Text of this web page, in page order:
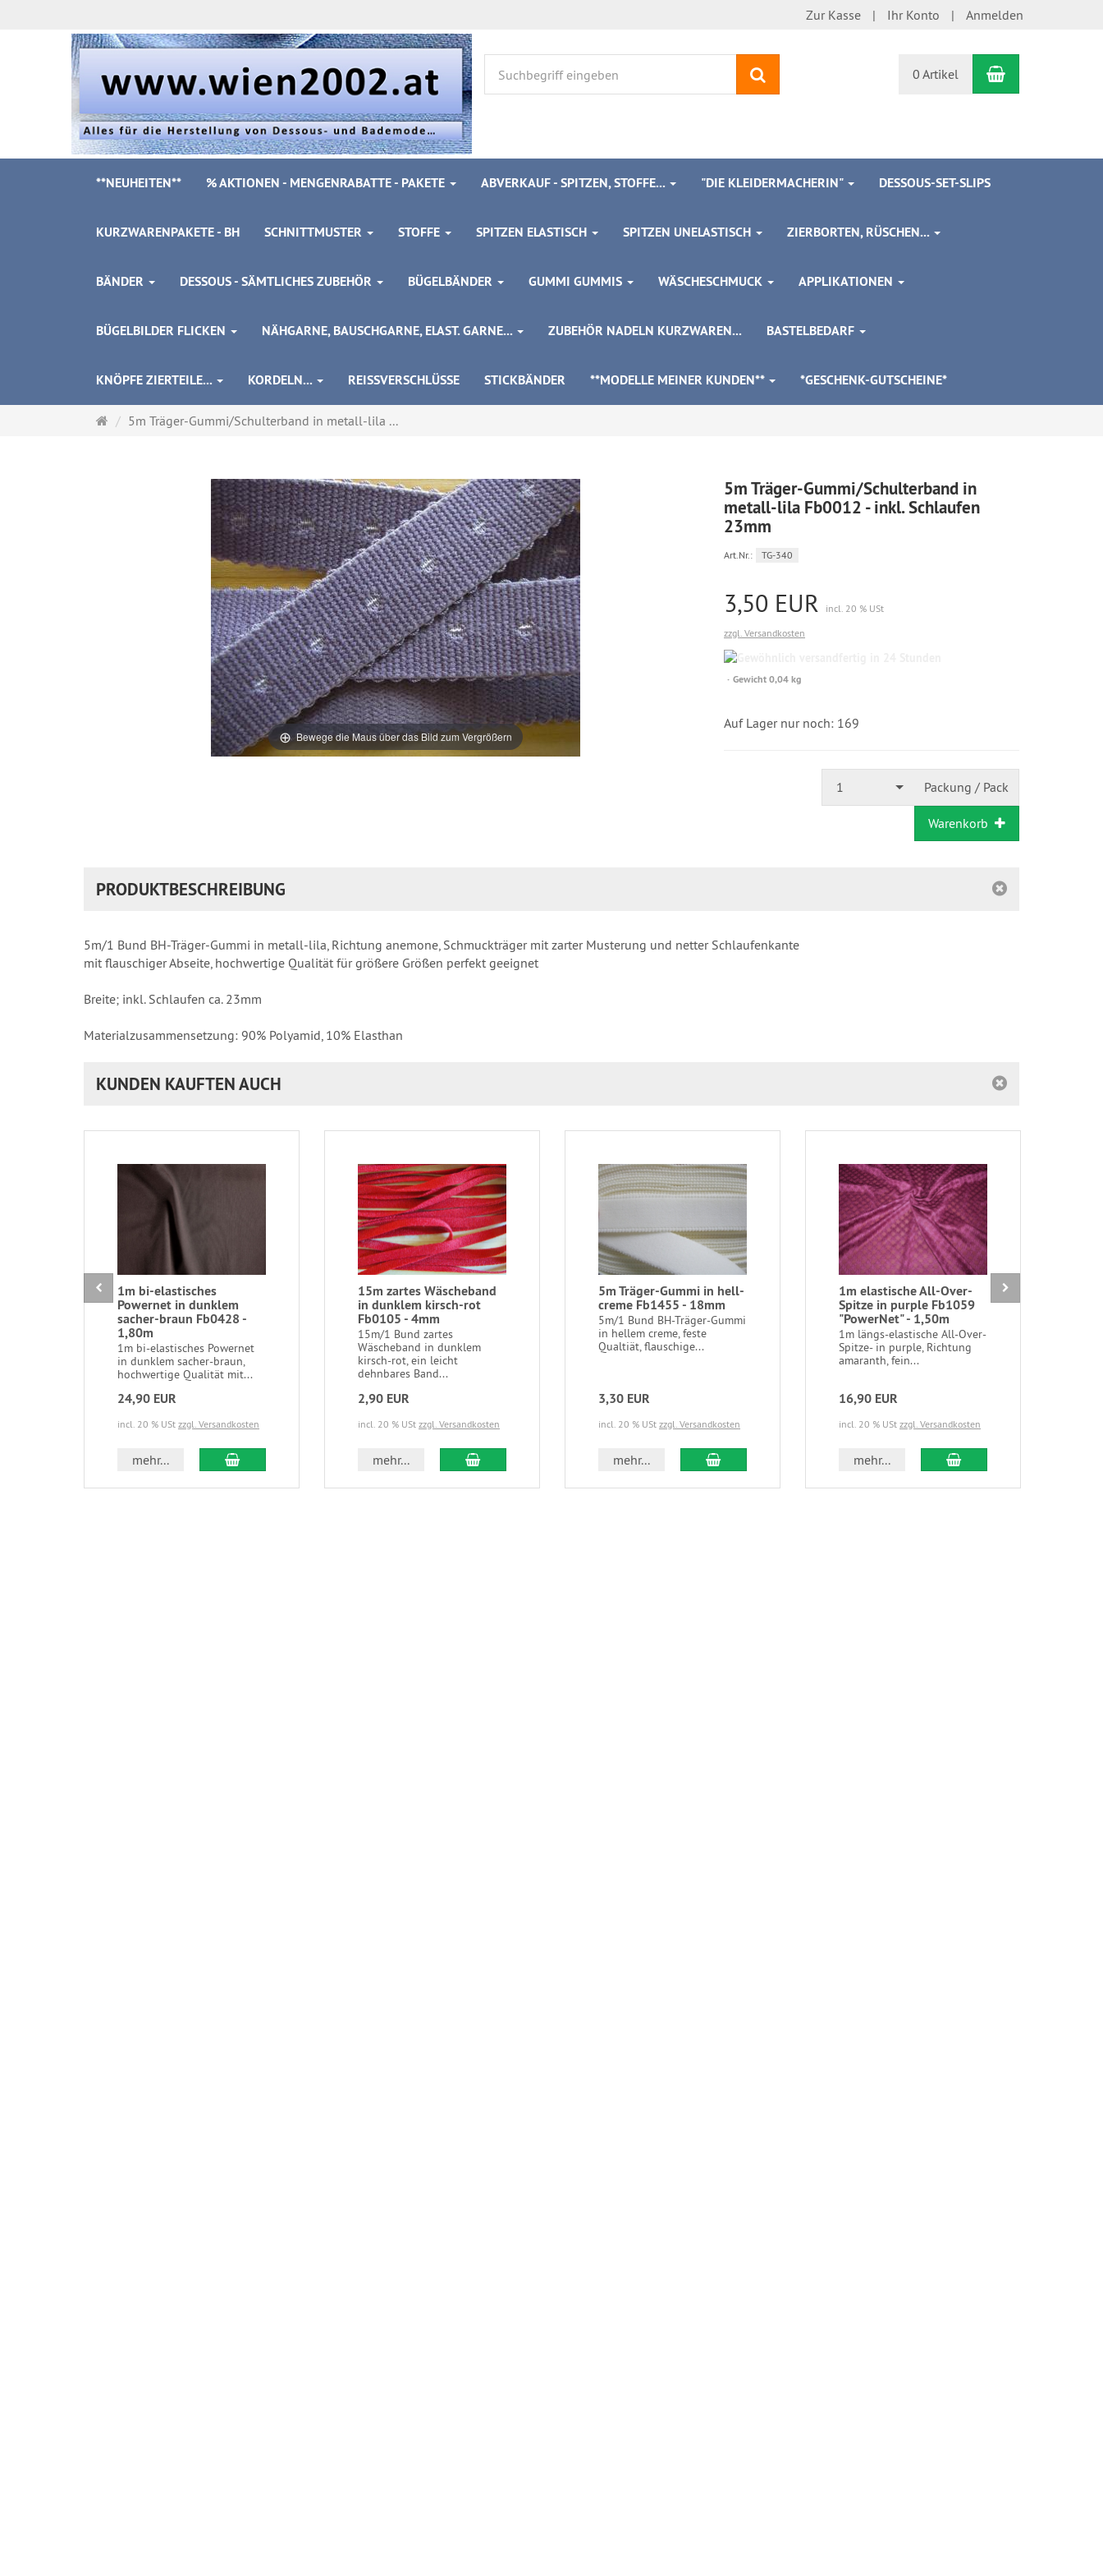
Zur Kasse Ihr Konto Anmelden
0 Artikel Warenkorb
**NEUHEITEN** % AKTIONEN - MENGENRABATTE - PAKETE ABVERKAUF - SPITZEN, STOFFE... "DIE KLEIDERMACHERIN" DESSOUS-SET-SLIPS
KURZWARENPAKETE - BH SCHNITTMUSTER STOFFE SPITZEN ELASTISCH SPITZEN UNELASTISCH ZIERBORTEN, RÜSCHEN...
BÄNDER DESSOUS - SÄMTLICHES ZUBEHÖR BÜGELBÄNDER GUMMI GUMMIS WÄSCHESCHMUCK APPLIKATIONEN
BÜGELBILDER FLICKEN NÄHGARNE, BAUSCHGARNE, ELAST. GARNE... ZUBEHÖR NADELN KURZWAREN... BASTELBEDARF
KNÖPFE ZIERTEILE... KORDELN... REISSVERSCHLÜSSE STICKBÄNDER **MODELLE MEINER KUNDEN** *GESCHENK-GUTSCHEINE*
Startseite
5m Träger-Gummi/Schulterband in metall-lila ...
Bewege die Maus über das Bild zum Vergrößern
5m Träger-Gummi/Schulterband in
metall-lila Fb0012 - inkl. Schlaufen
23mm
Art.Nr.: TG-340
3,50 EUR
incl. 20 % USt
zzgl. Versandkosten
Gewicht 0,04 kg
Auf Lager nur noch: 169
1 Packung / Pack
Warenkorb
PRODUKTBESCHREIBUNG
5m/1 Bund BH-Träger-Gummi in metall-lila, Richtung anemone, Schmuckträger mit zarter Musterung und netter Schlaufenkante
mit flauschiger Abseite, hochwertige Qualität für größere Größen perfekt geeignet
Breite; inkl. Schlaufen ca. 23mm
Materialzusammensetzung: 90% Polyamid, 10% Elasthan
KUNDEN KAUFTEN AUCH
1m bi-elastisches
Powernet in dunklem
sacher-braun Fb0428 -
1,80m
1m bi-elastisches Powernet
in dunklem sacher-braun,
hochwertige Qualität mit...
24,90 EUR
incl. 20 % USt zzgl. Versandkosten
mehr... In den Warenkorb
15m zartes Wäscheband
in dunklem kirsch-rot
Fb0105 - 4mm
15m/1 Bund zartes
Wäscheband in dunklem
kirsch-rot, ein leicht
dehnbares Band...
2,90 EUR
incl. 20 % USt zzgl. Versandkosten
mehr... In den Warenkorb
5m Träger-Gummi in hell-
creme Fb1455 - 18mm
5m/1 Bund BH-Träger-Gummi
in hellem creme, feste
Qualtiät, flauschige...
3,30 EUR
incl. 20 % USt zzgl. Versandkosten
mehr... In den Warenkorb
1m elastische All-Over-
Spitze in purple Fb1059
"PowerNet" - 1,50m
1m längs-elastische All-Over-
Spitze- in purple, Richtung
amaranth, fein...
16,90 EUR
incl. 20 % USt zzgl. Versandkosten
mehr... In den Warenkorb